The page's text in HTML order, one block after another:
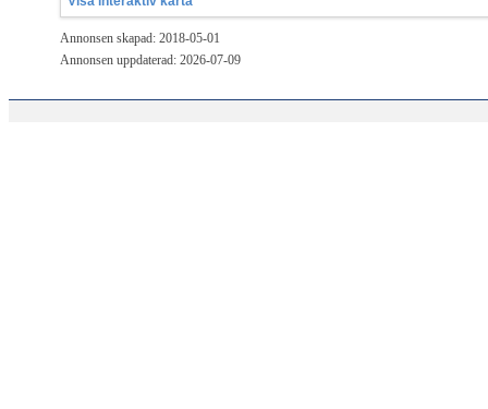
Annonsen skapad: 2018-05-01
Annonsen uppdaterad: 2026-07-09